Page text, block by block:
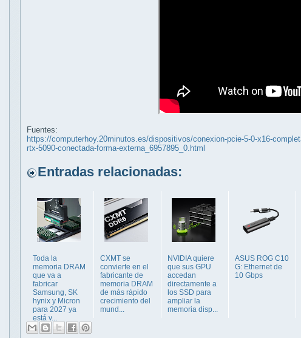
Fuentes:
https://computerhoy.20minutos.es/dispositivos/conexion-pcie-5-0-x16-
rtx-5090-conectada-forma-externa_6957895_0.html
Entradas relacionadas:
Toda la
memoria DRAM
que va a
fabricar
Samsung, SK
hynix y Micron
para 2027 ya
está v...
CXMT se
convierte en el
fabricante de
memoria DRAM
de más rápido
crecimiento del
mund...
NVIDIA quiere
que sus GPU
accedan
directamente a
los SSD para
ampliar la
memoria disp...
ASUS ROG C10
G: Ethernet de
10 Gbps